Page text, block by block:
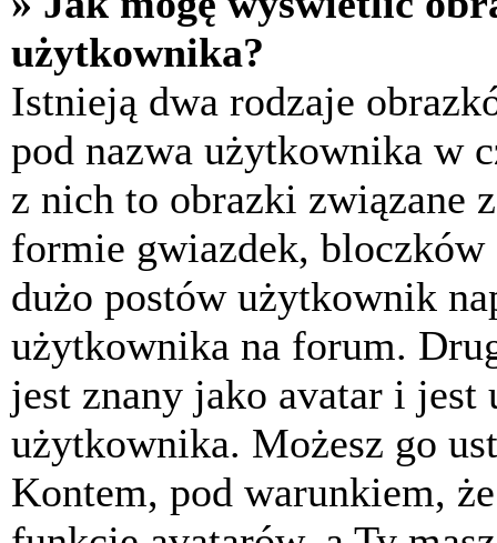
użytkownika?
Istnieją dwa rodzaje
pod nazwa użytkownika w
z nich to obrazki związane
formie gwiazdek,
dużo postów użytkownik
użytkownika na forum.
jest znany jako avatar i jest
użytkownika. Możesz go
Kontem, pod warunkiem,